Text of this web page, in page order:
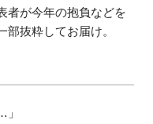
者が今年の抱負などを
抜粋してお届け。